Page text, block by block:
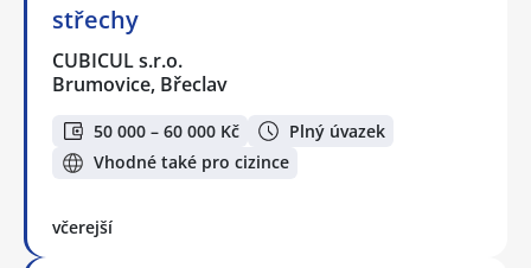
střechy
CUBICUL s.r.o.
Brumovice, Břeclav
50 000 – 60 000 Kč
Plný úvazek
Vhodné také pro cizince
včerejší